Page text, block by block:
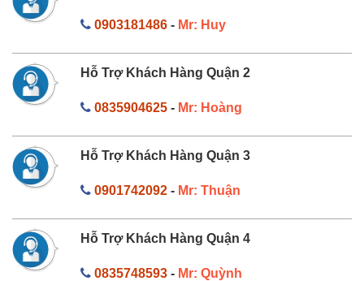
0903181486- Mr: Huy
Hỗ Trợ Khách Hàng Quận 2
0835904625- Mr: Hoàng
Hỗ Trợ Khách Hàng Quận 3
0901742092- Mr: Thuận
Hỗ Trợ Khách Hàng Quận 4
0835748593- Mr: Quỳnh